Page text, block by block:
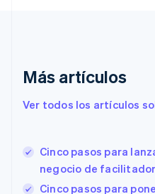
Más artículos
Ver todos los artículos
Cinco pasos para
negocio de
Cinco pasos para
Eslovaquia
Eslovenia
EspañolEnglish
Estados Unidos
English